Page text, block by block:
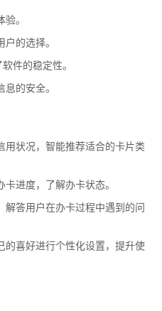
。
的选择。
件的稳定性。
的安全。
状况，智能推荐适合的卡片类
进度，了解办卡状态。
答用户在办卡过程中遇到的问
喜好进行个性化设置，提升使